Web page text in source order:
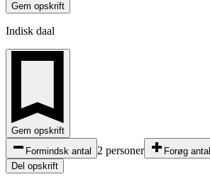
Gem opskrift
Indisk daal
Gem opskrift
Formindsk antal
2 personer
Forøg antal
Del opskrift